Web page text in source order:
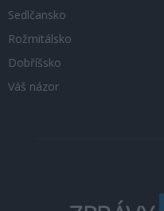
Sedlčansko
Rožmitálsko
Dobříšsko
Váš názor